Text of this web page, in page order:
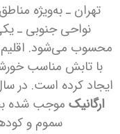
تهران ـ به‌ویژه
نواحی جنوبی ـ
محسوب می‌شود.
با تابش مناسب
ایجاد کرده است. در
ارگانیک موجب شده
سموم و